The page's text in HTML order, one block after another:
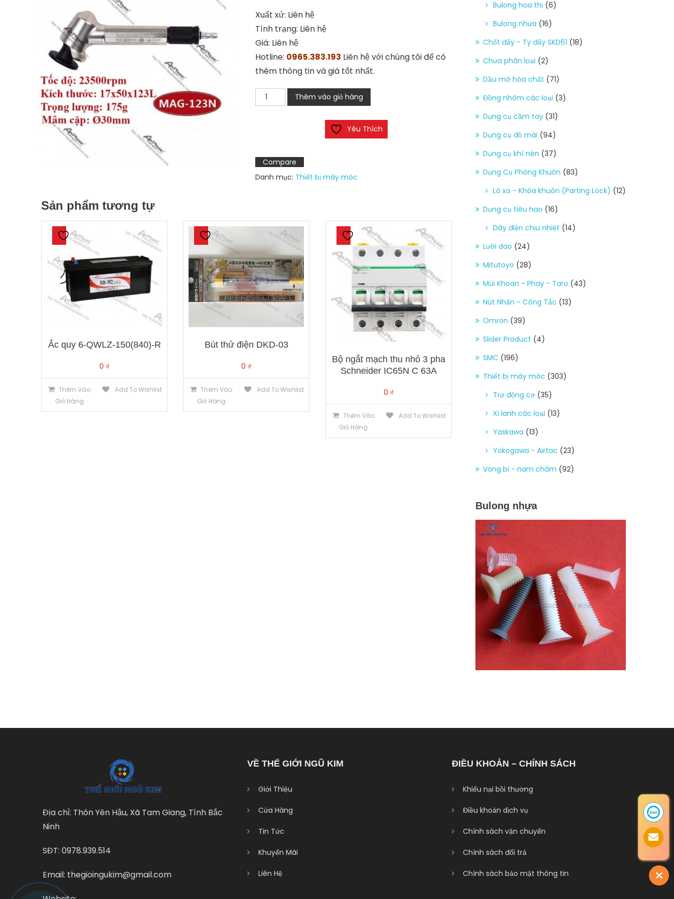
Xuất xứ: Liên hệ
Tình trạng: Liên hệ
Giá: Liên hệ
Hotline: 0965.383.193 Liên hệ với chúng tôi để có
thêm thông tin và giá tốt nhất.
Máy
mài
-
123N
số
Thêm vào giỏ hàng
Yêu Thích
Compare
Danh mục: Thiết bị máy móc
Sản phẩm tương tự
Ắc quy 6-QWLZ-150(840)-R
0 ₫
Thêm Vào
Giỏ Hàng
Add To Wishlist
Bút thử điện DKD-03
0 ₫
Thêm Vào
Giỏ Hàng
Add To Wishlist
Bộ ngắt mạch thu nhỏ 3 pha
Schneider IC65N C 63A
0 ₫
Thêm Vào
Giỏ Hàng
Add To Wishlist
Bulong hoa thị (6)
Bulong nhựa (16)
Chốt đẩy - Ty đẩy SKD61 (18)
Chưa phân loại (2)
Dầu mỡ hóa chất (71)
Đồng nhôm các loại (3)
Dụng cụ cầm tay (31)
Dụng cụ đồ mài (94)
Dụng cụ khí nén (37)
Dụng Cụ Phòng Khuôn (83)
Lò xo - Khóa khuôn (Parting Lock) (12)
Dụng cụ tiêu hao (16)
Dây điện chịu nhiệt (14)
Lưỡi dao (24)
Mitutoyo (28)
Mũi Khoan - Phay - Taro (43)
Nút Nhấn - Công Tắc (13)
Omron (39)
Slider Product (4)
SMC (196)
Thiết bị máy móc (303)
Trợ động cơ (35)
Xi lanh các loại (13)
Yaskawa (13)
Yokogawa - Airtac (23)
Vòng bi - nam châm (92)
Bulong nhựa
Địa chỉ: Thôn Yên Hậu, Xã Tam Giang, Tình Bắc
Ninh
SĐT: 0978.939.514
Email: thegioingukim@gmail.com
VỀ THẾ GIỚI NGŨ KIM
Giới Thiệu
Cửa Hàng
Tin Tức
Khuyến Mãi
Liên Hệ
ĐIỀU KHOẢN – CHÍNH SÁCH
Khiếu nại bồi thường
Điều khoản dịch vụ
Chính sách vận chuyển
Chính sách đổi trả
Chính sách bảo mật thông tin